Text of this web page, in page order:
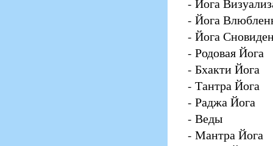
- Йога
- Йога
- Йога
- Родовая Йога
- Бхакти Йога
- Тантра Йога
- Раджа Йога
- Веды
- Мантра Йога